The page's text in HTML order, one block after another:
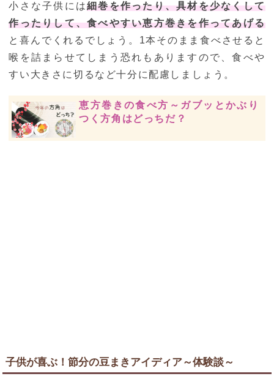
小さな子供には細巻を作ったり、具材を少なくして
作ったりして、食べやすい恵方巻きを作ってあげる
と喜んでくれるでしょう。1本そのまま食べさせると
喉を詰まらせてしまう恐れもありますので、食べや
すい大きさに切るなど十分に配慮しましょう。
恵方巻きの食べ方～ガブッとかぶり
つく方角はどっちだ？
子供が喜ぶ！節分の豆まきアイディア～体験談～